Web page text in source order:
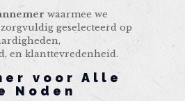
waarmee we
geselecteerd op
en klanttevredenheid.
voor Alle
Noden